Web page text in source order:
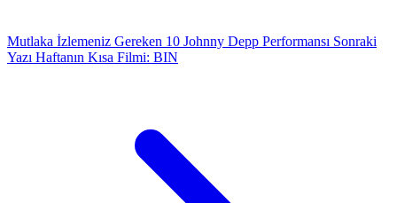
Mutlaka İzlemeniz Gereken 10 Johnny Depp Performansı Sonraki
Yazı Haftanın Kısa Filmi: BIN